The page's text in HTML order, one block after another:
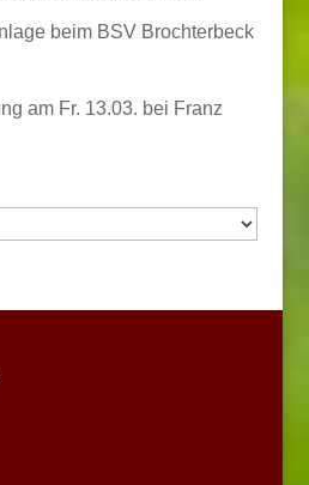
beim BSV Brochterbeck
am Fr. 13.03. bei Franz